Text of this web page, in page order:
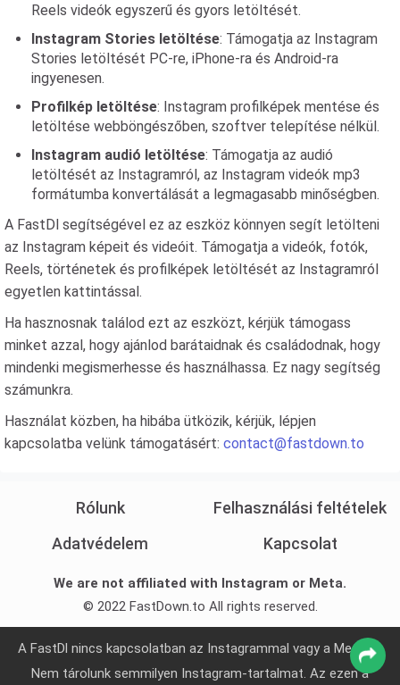
Reels videók egyszerű és gyors letöltését.
Instagram Stories letöltése: Támogatja az Instagram
Stories letöltését PC-re, iPhone-ra és Android-ra
ingyenesen.
Profilkép letöltése: Instagram profilképek mentése és
letöltése webböngészőben, szoftver telepítése nélkül.
Instagram audió letöltése: Támogatja az audió
letöltését az Instagramról, az Instagram videók mp3
formátumba konvertálását a legmagasabb minőségben.
A FastDl segítségével ez az eszköz könnyen segít letölteni
az Instagram képeit és videóit. Támogatja a videók, fotók,
Reels, történetek és profilképek letöltését az Instagramról
egyetlen kattintással.
Ha hasznosnak találod ezt az eszközt, kérjük támogass
minket azzal, hogy ajánlod barátaidnak és családodnak, hogy
mindenki megismerhesse és használhassa. Ez nagy segítség
számunkra.
Használat közben, ha hibába ütközik, kérjük, lépjen
kapcsolatba velünk támogatásért: contact@fastdown.to
Rólunk
Felhasználási feltételek
Adatvédelem
Kapcsolat
We are not affiliated with Instagram or Meta.
© 2022 FastDown.to All rights reserved.
A FastDl nincs kapcsolatban az Instagrammal vagy a Metával.
Nem tárolunk semmilyen Instagram-tartalmat. Az ezen a